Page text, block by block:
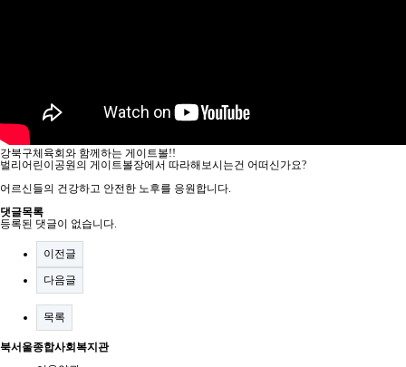
강북구체육회와 함께하는 게이트볼!!
벌리어린이공원의 게이트볼장에서 따라해보시는건 어떠신가요?
어르신들의 건강하고 안전한 노후를 응원합니다.
댓글목록
등록된 댓글이 없습니다.
이전글
다음글
목록
북서울종합사회복지관